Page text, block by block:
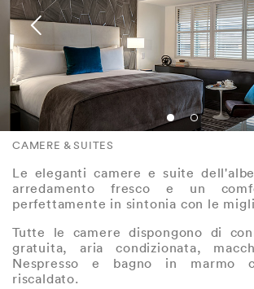
CAMERE & SUITES
Le eleganti camere e suite
arredamento fresco e un
perfettamente in sintonia con le
Tutte le camere dispongono di
gratuita, aria condizionata,
Nespresso e bagno in marmo
riscaldato.